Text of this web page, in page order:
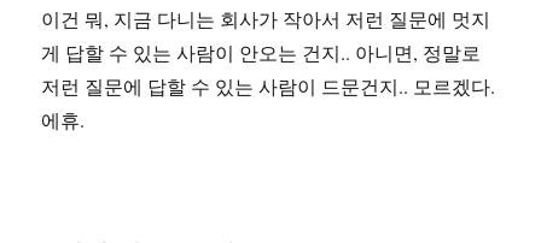
이건 뭐, 지금 다니는 회사가 작아서 저런 질문에 멋지
게 답할 수 있는 사람이 안오는 건지.. 아니면, 정말로
저런 질문에 답할 수 있는 사람이 드문건지.. 모르겠다.
에휴.